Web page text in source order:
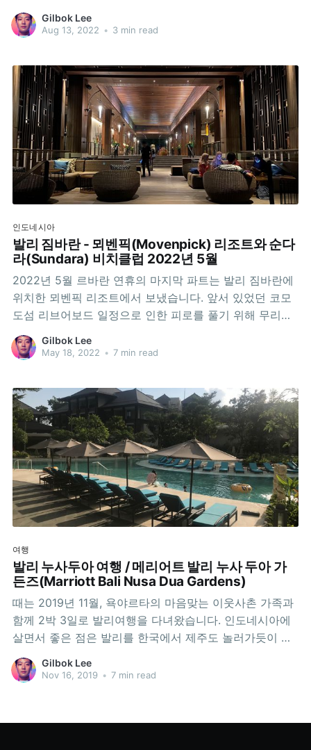
Experience Center)도 있습니다. 안타깝게도 2019년 말,
판데믹 직전에 문을 열었다가 판데믹 내내 문을 닫아야만
Gilbok Lee
Aug 13, 2022 • 3 min read
인도네시아
발리 짐바란 - 뫼벤픽(Movenpick) 리조트와 순다
라(Sundara) 비치클럽 2022년 5월
2022년 5월 르바란 연휴의 마지막 파트는 발리 짐바란에
위치한 뫼벤픽 리조트에서 보냈습니다. 앞서 있었던 코모
도섬 리브어보드 일정으로 인한 피로를 풀기 위해 무리하
지 않는 것이 목표였습니다. 말그대로 리조트 안과 바로 그
근처에서만 지내다가 욕야카르타로 돌아왔습니다. 그런데
Gilbok Lee
May 18, 2022 • 7 min read
여행
발리 누사두아 여행 / 메리어트 발리 누사 두아 가
든즈(Marriott Bali Nusa Dua Gardens)
때는 2019년 11월, 욕야르타의 마음맞는 이웃사촌 가족과
함께 2박 3일로 발리여행을 다녀왔습니다. 인도네시아에
살면서 좋은 점은 발리를 한국에서 제주도 놀러가듯이 부
담없이 다녀올 수 있다는 점. 예전에 발리 여행할 때는 풀
빌라나 리조트만 이용해 봤었는데, 이번에는 조리가 가능
Gilbok Lee
Nov 16, 2019 • 7 min read